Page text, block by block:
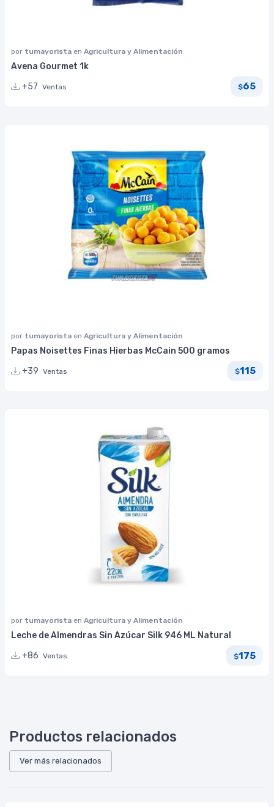
por tumayorista en Agricultura y Alimentación
Avena Gourmet 1k
+57 Ventas $65
por tumayorista en Agricultura y Alimentación
Papas Noisettes Finas Hierbas McCain 500 gramos
+39 Ventas $115
por tumayorista en Agricultura y Alimentación
Leche de Almendras Sin Azúcar Silk 946 ML Natural
+86 Ventas $175
Productos relacionados
Ver más relacionados